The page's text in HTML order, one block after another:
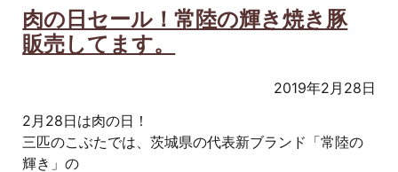
肉の日セール！常陸の輝き焼き豚
販売してます。
2019年2月28日
2月28日は肉の日！
三匹のこぶたでは、茨城県の代表新ブランド「常陸の
輝き」の